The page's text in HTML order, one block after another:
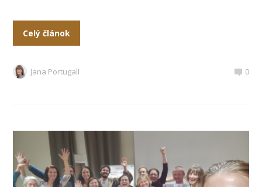
Celý článok
Jana Portugall 0